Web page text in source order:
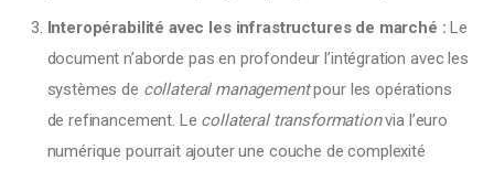
Interopérabilité avec les infrastructures de marché : Le
document n’aborde pas en profondeur l’intégration avec les
systèmes de collateral managementpour les opérations
de refinancement. Le collateral transformationvia l’euro
numérique pourrait ajouter une couche de complexité